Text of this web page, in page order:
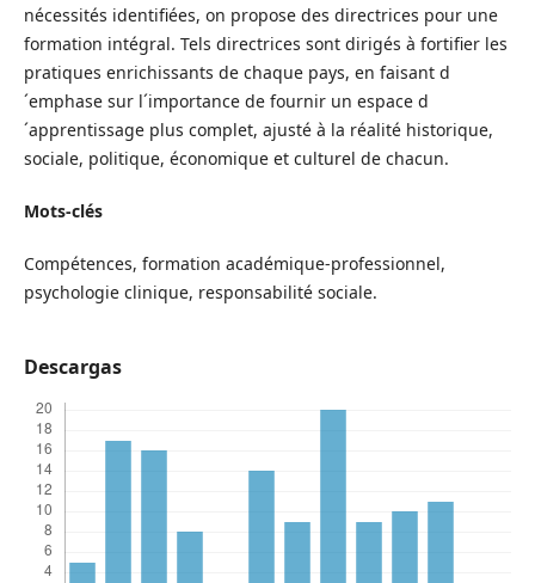
nécessités identifiées, on propose des directrices pour une
formation intégral. Tels directrices sont dirigés à fortifier les
pratiques enrichissants de chaque pays, en faisant d
´emphase sur l´importance de fournir un espace d
´apprentissage plus complet, ajusté à la réalité historique,
sociale, politique, économique et culturel de chacun.
Mots-clés
Compétences, formation académique-professionnel,
psychologie clinique, responsabilité sociale.
Descargas